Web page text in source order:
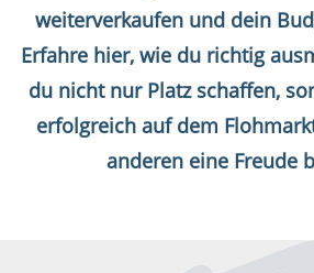
weiterverkaufen und dein
Erfahre hier, wie du richtig
du nicht nur Platz schaffen,
erfolgreich auf dem
anderen eine Freude